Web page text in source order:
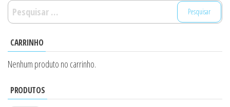
Pesquisar
por:
CARRINHO
Nenhum produto no carrinho.
PRODUTOS